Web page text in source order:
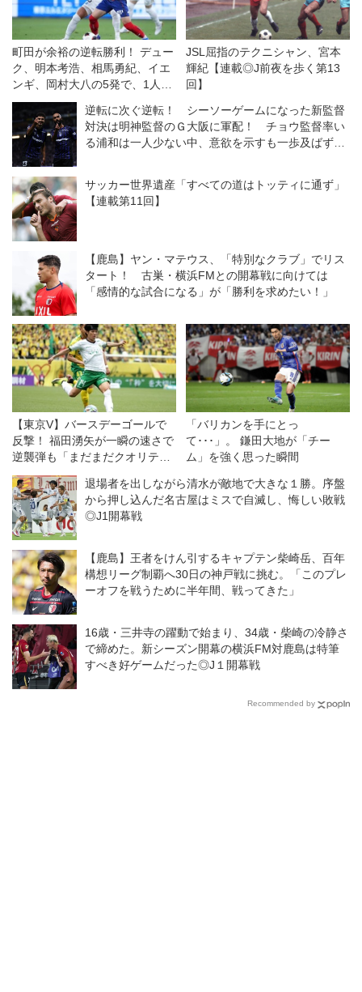
町田が余裕の逆転勝利！ デュー
ク、明本考浩、相馬勇紀、イエ
ンギ、岡村大八の5発で、1人少
ないFC東京をひっくり返す◎J1
第1節
JSL屈指のテクニシャン、宮本
輝紀【連載◎J前夜を歩く第13
回】
逆転に次ぐ逆転！ シーソーゲームになった新監督
対決は明神監督のＧ大阪に軍配！ チョウ監督率い
る浦和は一人少ない中、意欲を示すも一歩及ばず
サッカー世界遺産「すべての道はトッティに通ず」
【連載第11回】
【鹿島】ヤン・マテウス、「特別なクラブ」でリス
タート！ 古巣・横浜FMとの開幕戦に向けては
「感情的な試合になる」が「勝利を求めたい！」
【東京V】バースデーゴールで
反撃！ 福田湧矢が一瞬の速さで
逆襲弾も「まだまだクオリティ
ーを…」
「バリカンを手にとっ
て･･･」。 鎌田大地が「チー
ム」を強く思った瞬間
退場者を出しながら清水が敵地で大きな１勝。序盤
から押し込んだ名古屋はミスで自滅し、悔しい敗戦
◎J1開幕戦
【鹿島】王者をけん引するキャプテン柴崎岳、百年
構想リーグ制覇へ30日の神戸戦に挑む。「このプレ
ーオフを戦うために半年間、戦ってきた」
16歳・三井寺の躍動で始まり、34歳・柴崎の冷静さ
で締めた。新シーズン開幕の横浜FM対鹿島は特筆
すべき好ゲームだった◎J１開幕戦
Recommended by